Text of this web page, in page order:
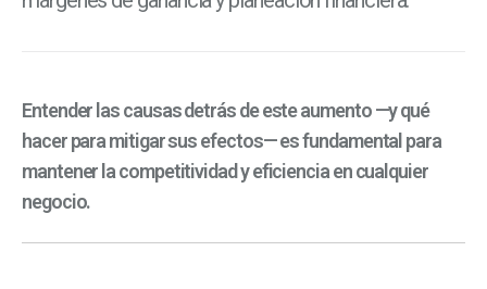
Entender las causas detrás de este aumento —y qué
hacer para mitigar sus efectos— es fundamental para
mantener la competitividad y eficiencia en cualquier
negocio.